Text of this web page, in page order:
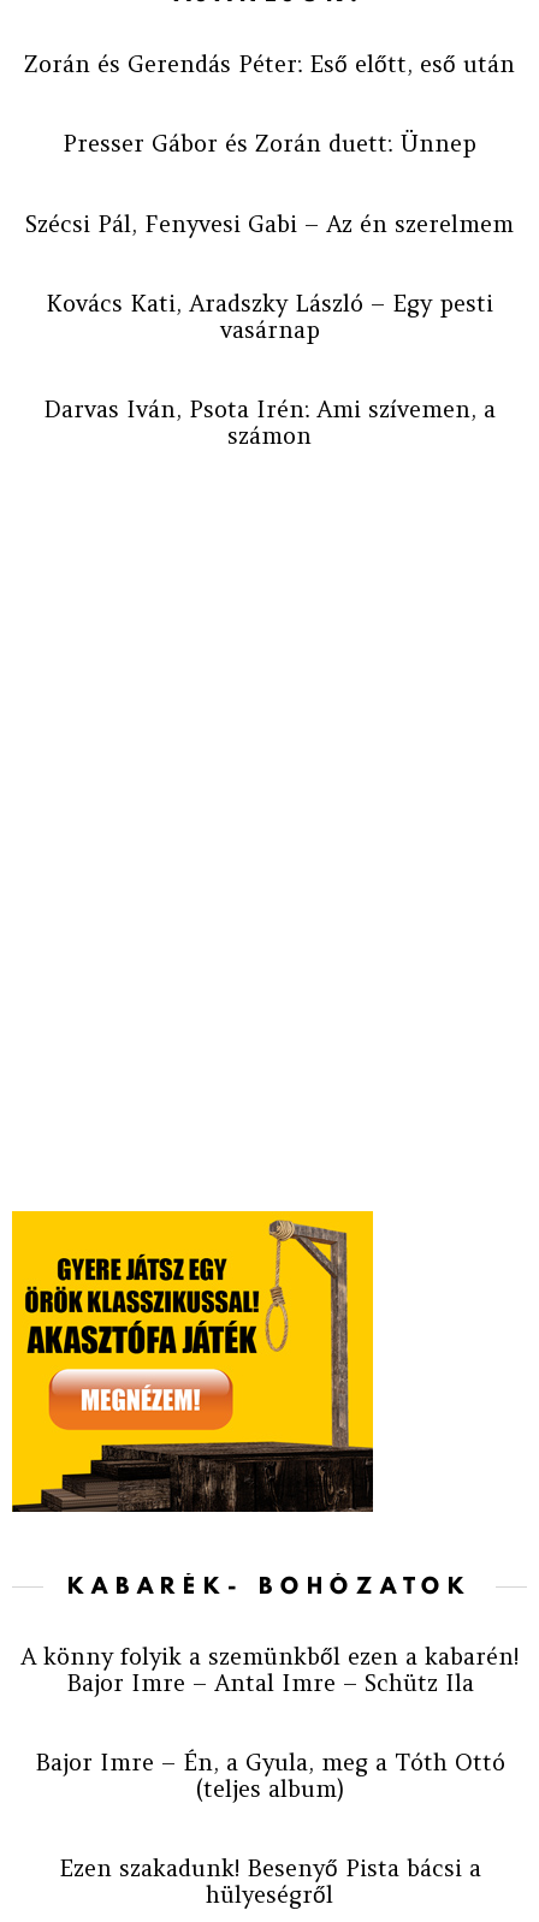
Zorán és Gerendás Péter: Eső előtt, eső után
Presser Gábor és Zorán duett: Ünnep
Szécsi Pál, Fenyvesi Gabi – Az én szerelmem
Kovács Kati, Aradszky László – Egy pesti
vasárnap
Darvas Iván, Psota Irén: Ami szívemen, a
számon
KABARÉK- BOHÓZATOK
A könny folyik a szemünkből ezen a kabarén!
Bajor Imre – Antal Imre – Schütz Ila
Bajor Imre – Én, a Gyula, meg a Tóth Ottó
(teljes album)
Ezen szakadunk! Besenyő Pista bácsi a
hülyeségről